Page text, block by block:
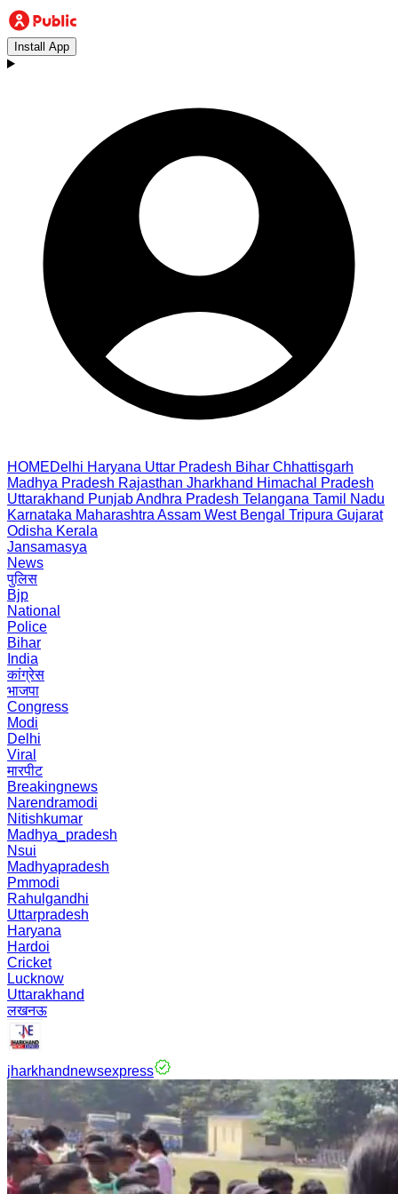
Install App
HOMEDelhi Haryana Uttar Pradesh Bihar Chhattisgarh
Madhya Pradesh Rajasthan Jharkhand Himachal Pradesh
Uttarakhand PunjabAndhra Pradesh Telangana Tamil Nadu
Karnataka Maharashtra Assam West Bengal Tripura Gujarat
Odisha Kerala
Jansamasya
News
पुलिस
Bjp
National
Police
Bihar
India
कांग्रेस
भाजपा
Congress
Modi
Delhi
Viral
मारपीट
Breakingnews
Narendramodi
Nitishkumar
Madhya_pradesh
Nsui
Madhyapradesh
Pmmodi
Rahulgandhi
Uttarpradesh
Haryana
Hardoi
Cricket
Lucknow
Uttarakhand
लखनऊ
jharkhandnewsexpress